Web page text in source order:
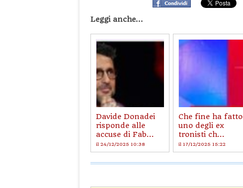
Leggi anche...
Davide Donadei
risponde alle
accuse di Fab...
il 24/12/2025 10:38
Che fine ha fatto
uno degli ex
tronisti ch...
il 17/12/2025 15:22